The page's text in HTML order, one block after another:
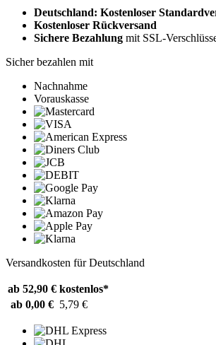
Deutschland: Kostenloser
Kostenloser Rückversand
Sichere Bezahlung mit SSL-
Sicher bezahlen mit
Nachnahme
Vorauskasse
Versandkosten für Deutschland
ab 52,90 € kostenlos*
ab 0,00 € 5,79 €